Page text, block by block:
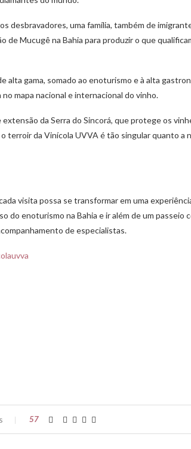
desbravadores, uma família, também de
Mucugê na Bahia para produzir o que
gama, somado ao enoturismo e à alta
mapa nacional e internacional do vinho.
da Serra do Sincorá, que protege os
terroir da Vinícola UVVA é tão singular quanto a
visita possa se transformar em uma
do enoturismo na Bahia e ir além de um passeio
de especialistas.
57